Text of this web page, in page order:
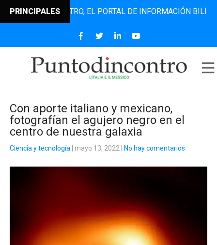
PRINCIPALES EL PORTAL DE INFORMACIÓN BILINGÜE
Con aporte italiano y mexicano,
fotografían el agujero negro en el
centro de nuestra galaxia
Ciencia y tecnología | mayo 13, 2022 No hay comentarios